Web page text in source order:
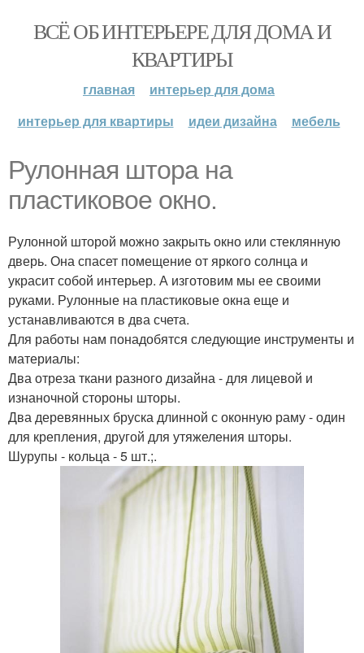
ВСЁ ОБ ИНТЕРЬЕРЕ ДЛЯ ДОМА И
КВАРТИРЫ
главная
интерьер для дома
интерьер для квартиры
идеи дизайна мебель
Рулонная штора на
пластиковое окно.
Рулонной шторой можно закрыть окно или стеклянную
дверь. Она спасет помещение от яркого солнца и
украсит собой интерьер. А изготовим мы ее своими
руками. Рулонные на пластиковые окна еще и
устанавливаются в два счета.
Для работы нам понадобятся следующие инструменты и
материалы:
Два отреза ткани разного дизайна - для лицевой и
изнаночной стороны шторы.
Два деревянных бруска длинной с оконную раму - один
для крепления, другой для утяжеления шторы.
Шурупы - кольца - 5 шт.;.